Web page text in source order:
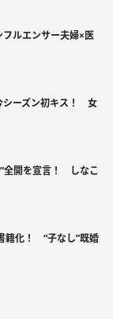
ルエンサー夫婦×医
シーズン初キス！ 女
全開を宣言！ しなこ
籍化！ “子なし”既婚